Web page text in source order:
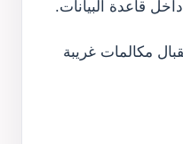
قاعدة البيانات.
مكالمات غريبة